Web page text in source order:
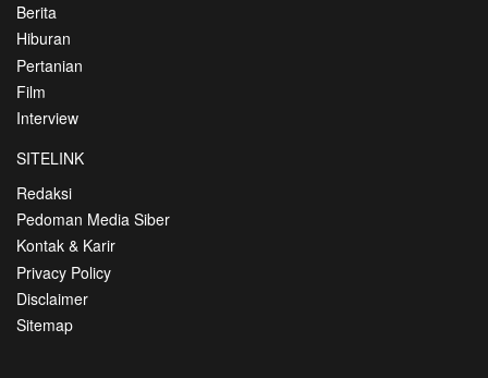
Berita
Hiburan
Pertanian
Film
Interview
SITELINK
Redaksi
Pedoman Media Siber
Kontak & Karir
Privacy Policy
Disclaimer
Sitemap